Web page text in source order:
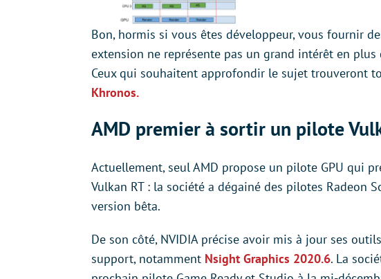
Bon, hormis si vous êtes développeur, vous fournir
extension ne représente pas un grand intérêt en plus
Ceux qui souhaitent approfondir le sujet trouveront
Khronos.
AMD premier à sortir un pilote
Actuellement, seul AMD propose un pilote GPU qui
Vulkan RT : la société a dégainé des pilotes Radeon
version bêta.
De son côté, NVIDIA précise avoir mis à jour ses
support, notamment Nsight Graphics 2020.6. La